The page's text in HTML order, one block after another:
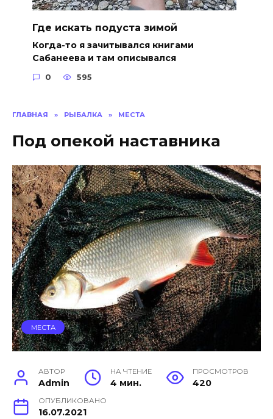
ГЛАВНАЯ » РЫБАЛКА » МЕСТА
Под опекой наставника
МЕСТА
АВТОР
Admin
НА ЧТЕНИЕ
4 мин.
ПРОСМОТРОВ
420
ОПУБЛИКОВАНО
16.07.2021
Где искать подуста зимой
Когда-то я зачитывался книгами
Сабанеева и там описывался
0 595